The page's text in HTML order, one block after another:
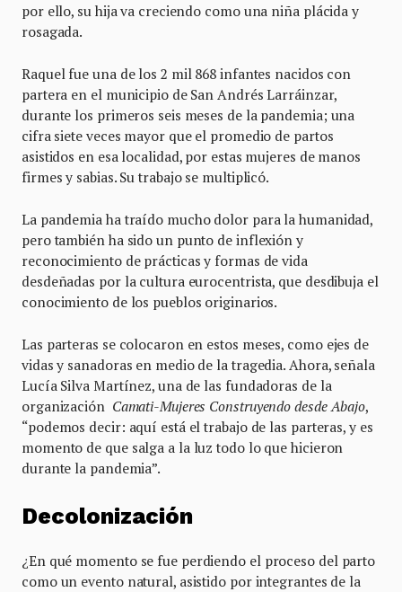
por ello, su hija va creciendo como una niña plácida y
rosagada.
Raquel fue una de los 2 mil 868 infantes nacidos con
partera en el municipio de San Andrés Larráinzar,
durante los primeros seis meses de la pandemia; una
cifra siete veces mayor que el promedio de partos
asistidos en esa localidad, por estas mujeres de manos
firmes y sabias. Su trabajo se multiplicó.
La pandemia ha traído mucho dolor para la humanidad,
pero también ha sido un punto de inflexión y
reconocimiento de prácticas y formas de vida
desdeñadas por la cultura eurocentrista, que desdibuja el
conocimiento de los pueblos originarios.
Las parteras se colocaron en estos meses, como ejes de
vidas y sanadoras en medio de la tragedia. Ahora, señala
Lucía Silva Martínez, una de las fundadoras de la
organización Camati-Mujeres Construyendo desde Abajo,
“podemos decir: aquí está el trabajo de las parteras, y es
momento de que salga a la luz todo lo que hicieron
durante la pandemia”.
Decolonización
¿En qué momento se fue perdiendo el proceso del parto
como un evento natural, asistido por integrantes de la